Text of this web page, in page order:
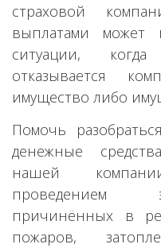
страховой
выплатами
ситуации,
отказывается
имущество либо
Помочь
денежные
нашей
проведением
причинённых в
пожаров,